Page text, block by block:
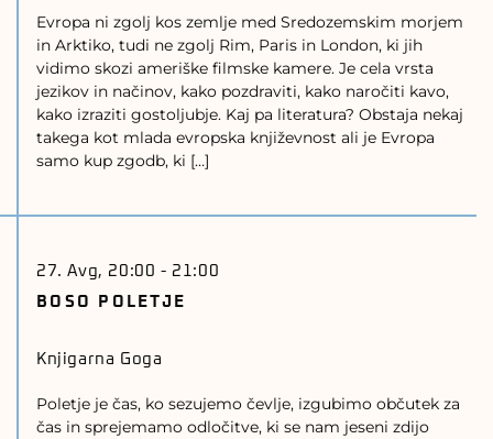
Evropa ni zgolj kos zemlje med Sredozemskim morjem
in Arktiko, tudi ne zgolj Rim, Paris in London, ki jih
vidimo skozi ameriške filmske kamere. Je cela vrsta
jezikov in načinov, kako pozdraviti, kako naročiti kavo,
kako izraziti gostoljubje. Kaj pa literatura? Obstaja nekaj
takega kot mlada evropska književnost ali je Evropa
samo kup zgodb, ki […]
BOSO POLETJE
27. Avg, 20:00 - 21:00
Knjigarna Goga
Poletje je čas, ko sezujemo čevlje, izgubimo občutek za
čas in sprejemamo odločitve, ki se nam jeseni zdijo